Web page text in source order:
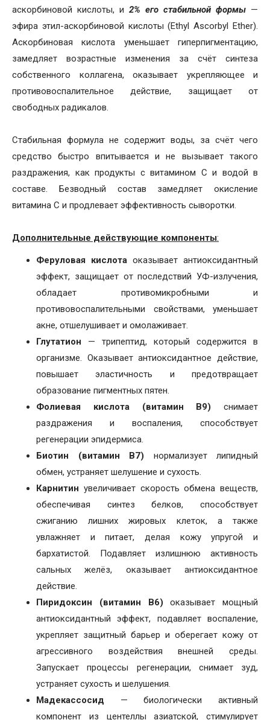
аскорбиновой кислоты, и 2% его стабильной формы —
эфира этил-аскорбиновой кислоты (Ethyl Ascorbyl Ether).
Аскорбиновая кислота уменьшает гиперпигментацию,
замедляет возрастные изменения за счёт синтеза
собственного коллагена, оказывает укрепляющее и
противовоспалительное действие, защищает от
свободных радикалов.
Стабильная формула не содержит воды, за счёт чего
средство быстро впитывается и не вызывает такого
раздражения, как продукты с витамином C и водой в
составе. Безводный состав замедляет окисление
витамина C и продлевает эффективность сыворотки.
Дополнительные действующие компоненты:
Феруловая кислота оказывает антиоксидантный
эффект, защищает от последствий УФ-излучения,
обладает противомикробными и
противовоспалительными свойствами, уменьшает
акне, отшелушивает и омолаживает.
Глутатион — трипептид, который содержится в
организме. Оказывает антиоксидантное действие,
повышает эластичность и предотвращает
образование пигментных пятен.
Фолиевая кислота
(витамин B9) снимает
раздражения и воспаления, способствует
регенерации эпидермиса.
Биотин (витамин B7) нормализует липидный
обмен, устраняет шелушение и сухость.
Карнитин увеличивает скорость обмена веществ,
обеспечивая синтез белков, способствует
сжиганию лишних жировых клеток, а также
увлажняет и питает, делая кожу упругой и
бархатистой. Подавляет излишнюю активность
сальных желёз, оказывает антиоксидантное
действие.
Пиридоксин (витамин B6) оказывает мощный
антиоксидантный эффект, подавляет воспаление,
укрепляет защитный барьер и оберегает кожу от
агрессивного воздействия внешней среды.
Запускает процессы регенерации, снимает зуд,
устраняет сухость и шелушения.
Мадекассосид — биологически активный
компонент из центеллы азиатской, стимулирует